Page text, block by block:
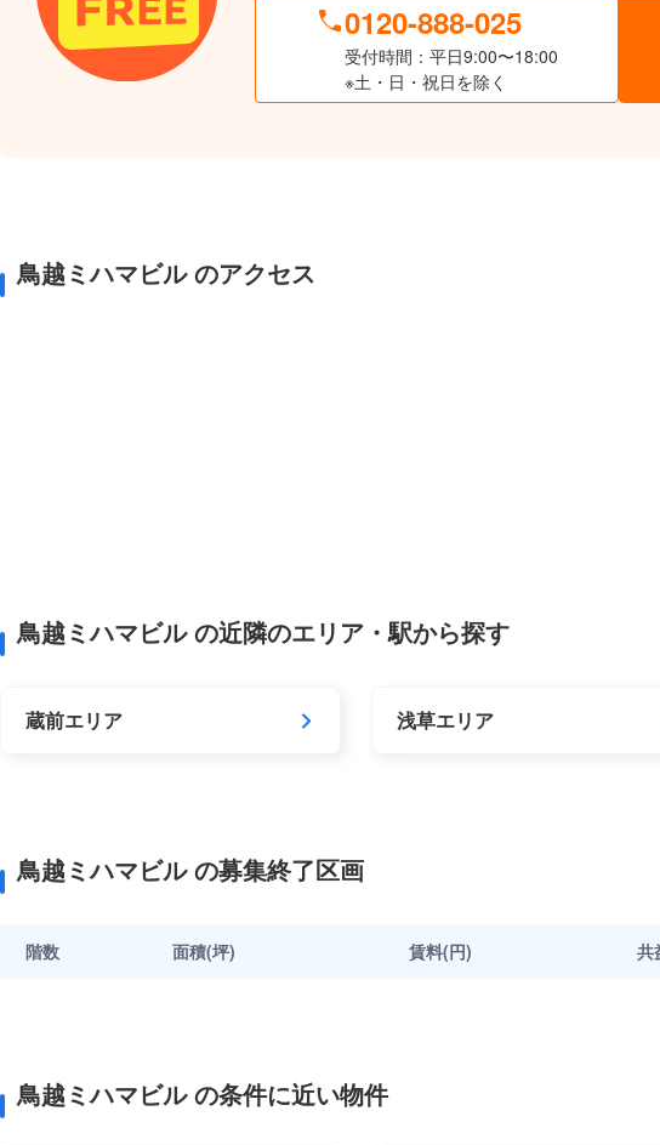
0120-888-025
受付時間：平日9:00〜18:00
※土・日・祝日を除く
鳥越ミハマビル のアクセス
鳥越ミハマビル の近隣のエリア・駅から探す
蔵前エリア 浅草エリア
鳥越ミハマビル の募集終了区画
階数 面積(坪) 賃料(円) 共
鳥越ミハマビル の条件に近い物件